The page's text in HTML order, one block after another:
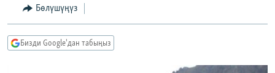
БҮГҮН АЗАТТЫКТА
БИЗ ЖАНА ДҮЙНӨ
ПОДКАСТ
ӨЗГӨЧӨ ПИКИР
Бөлүшүңүз
Бизди Google'дан табыңыз